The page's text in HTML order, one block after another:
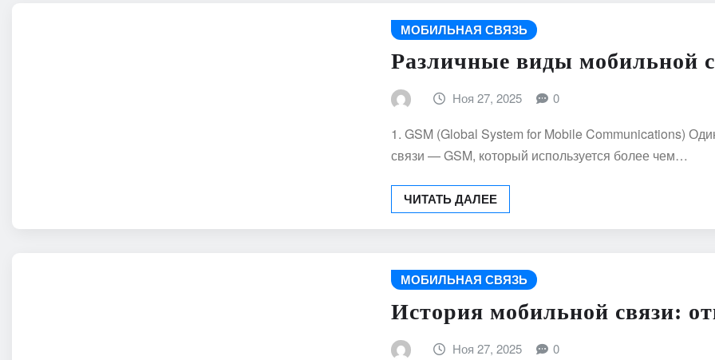
МОБИЛЬНАЯ СВЯЗЬ
Различные виды мобильной
Ноя 27, 2025 0
1. GSM (Global System for Mobile Communications)
связи — GSM, который используется более чем…
ЧИТАТЬ ДАЛЕЕ
МОБИЛЬНАЯ СВЯЗЬ
История мобильной связи:
Ноя 27, 2025 0